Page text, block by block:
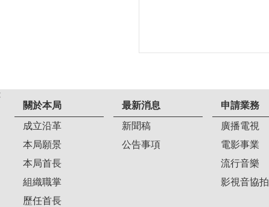
關於本局
成立沿革
本局願景
本局首長
組織職掌
歷任首長
最新消息
新聞稿
公告事項
申請業務
廣播電視
電影事業
流行音樂
影視音協拍